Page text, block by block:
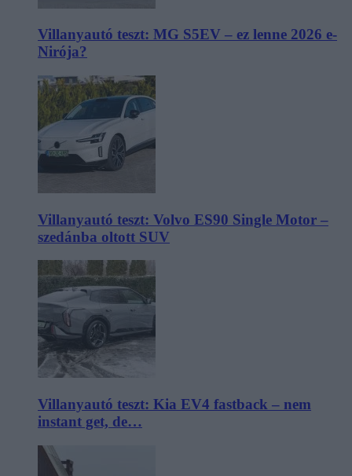
Villanyautó teszt: MG S5EV – ez lenne 2026 e-
Nirója?
Villanyautó teszt: Volvo ES90 Single Motor –
szedánba oltott SUV
Villanyautó teszt: Kia EV4 fastback – nem
instant get, de…